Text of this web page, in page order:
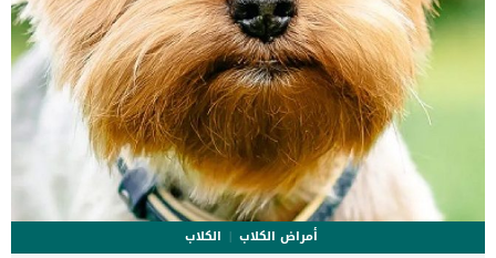
أمراض الكلاب
الكلاب